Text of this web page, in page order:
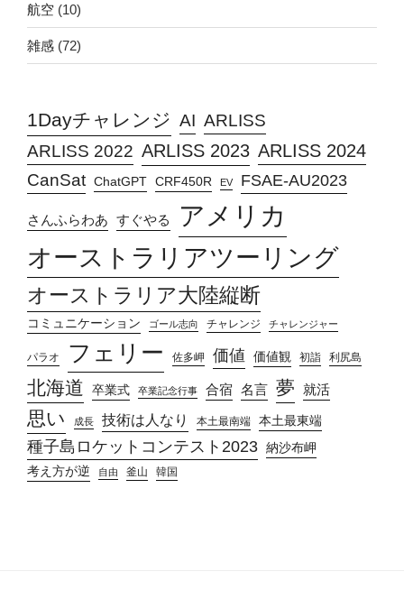
航空 (10)
雑感 (72)
1Dayチャレンジ AI ARLISS
ARLISS 2022 ARLISS 2023 ARLISS 2024
CanSat ChatGPT CRF450R EV FSAE-AU2023
さんふらわあ すぐやる アメリカ
オーストラリアツーリング
オーストラリア大陸縦断
コミュニケーション ゴール志向 チャレンジ チャレンジャー
パラオ フェリー 佐多岬 価値 価値観 初詣 利尻島
北海道 卒業式 卒業記念行事 合宿 名言 夢 就活
思い 成長 技術は人なり 本土最南端 本土最東端
種子島ロケットコンテスト2023 納沙布岬
考え方が逆
自由 釜山 韓国